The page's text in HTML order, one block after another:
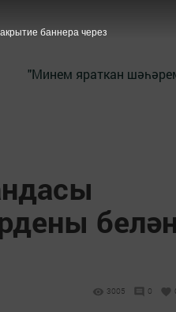
"Минем яраткан
3005 0
баннера через